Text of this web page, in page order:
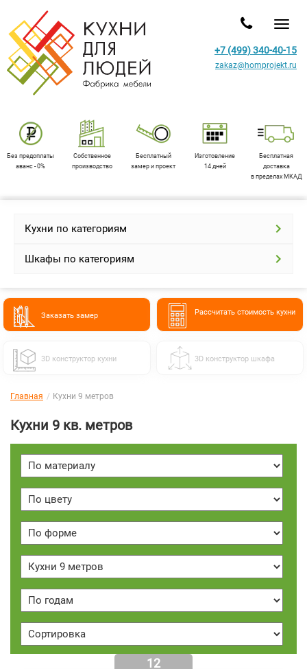
Без предоплаты
аванс - 0%
Собственное
производство
Бесплатный
замер и проект
Изготовление
14 дней
Бесплатная
доставка
в пределах МКАД
+7 (499) 340-40-15
zakaz@homprojekt.ru
Кухни по категориям
Шкафы по категориям
Заказать замер Расcчитать стоимость кухни
3D конструктор кухни 3D конструктор шкафа
Главная Кухни 9 метров
Кухни 9 кв. метров
12